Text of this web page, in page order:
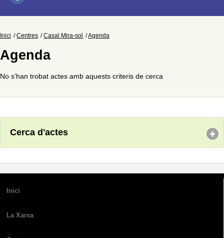
Inici Centres Casal Mira-sol Agenda
Agenda
No s'han trobat actes amb aquests criteris de cerca
Cerca d'actes
Inici
La Xarxa